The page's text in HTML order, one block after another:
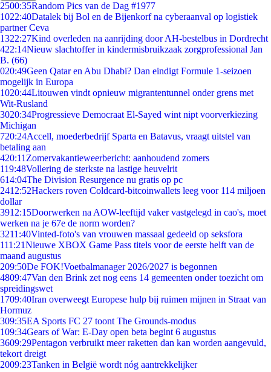
2500:35Random Pics van de Dag #1977
1022:40Datalek bij Bol en de Bijenkorf na cyberaanval op logistiek
partner Ceva
1322:27Kind overleden na aanrijding door AH-bestelbus in Dordrecht
422:14Nieuw slachtoffer in kindermisbruikzaak zorgprofessional Jan
B. (66)
020:49Geen Qatar en Abu Dhabi? Dan eindigt Formule 1-seizoen
mogelijk in Europa
1020:44Litouwen vindt opnieuw migrantentunnel onder grens met
Wit-Rusland
3020:34Progressieve Democraat El-Sayed wint nipt voorverkiezing
Michigan
720:24Accell, moederbedrijf Sparta en Batavus, vraagt uitstel van
betaling aan
420:11 Zomervakantieweerbericht: aanhoudend zomers
119:48Vollering de sterkste na lastige heuvelrit
614:04The Division Resurgence nu gratis op pc
2412:52Hackers roven Coldcard-bitcoinwallets leeg voor 114 miljoen
dollar
3912:15Doorwerken na AOW-leeftijd vaker vastgelegd in cao's, moet
werken na je 67e de norm worden?
3211:40Vinted-foto's van vrouwen massaal gedeeld op seksfora
111:21Nieuwe XBOX Game Pass titels voor de eerste helft van de
maand augustus
209:50De FOK!Voetbalmanager 2026/2027 is begonnen
4809:47Van den Brink zet nog eens 14 gemeenten onder toezicht om
spreidingswet
1709:40Iran overweegt Europese hulp bij ruimen mijnen in Straat van
Hormuz
309:35EA Sports FC 27 toont The Grounds-modus
109:34Gears of War: E-Day open beta begint 6 augustus
3609:29Pentagon verbruikt meer raketten dan kan worden aangevuld,
tekort dreigt
2009:23Tanken in België wordt nóg aantrekkelijker